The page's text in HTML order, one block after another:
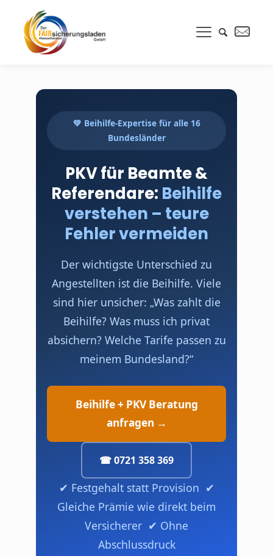
💚 Beihilfe-Expertise für alle 16
Bundesländer
PKV für Beamte &
Referendare: Beihilfe
verstehen – teure
Fehler vermeiden
Der wichtigste Unterschied zu
Angestellten ist die Beihilfe. Viele
sind hier unsicher: „Was zahlt die
Beihilfe? Was muss ich privat
absichern? Welche Tarife passen zu
meinem Bundesland?“
Beihilfe + PKV Beratung
anfragen →
☎ 0721 358 369
✔ Festgehalt statt Provision ✔
Gleiche Prämie wie direkt beim
Versicherer ✔ Ohne
Abschlussdruck